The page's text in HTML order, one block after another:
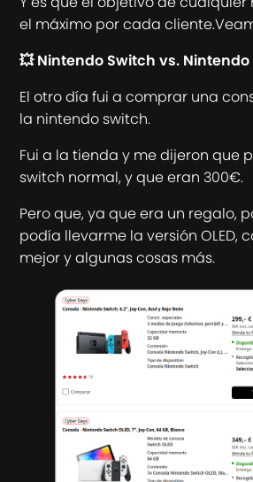
el máximo por cada
💥 Nintendo Switch vs. Nintendo
El otro día fui a comprar una
la nintendo switch.
Fui a la tienda y me dijeron que
switch normal, y que eran 300€.
Pero que, ya que era un regalo,
podía llevarme la versión OLED,
mejor y algunas cosas más.